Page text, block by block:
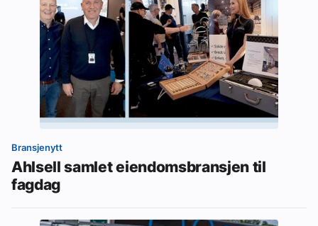
Bransjenytt
Ahlsell samlet eiendomsbransjen til
fagdag